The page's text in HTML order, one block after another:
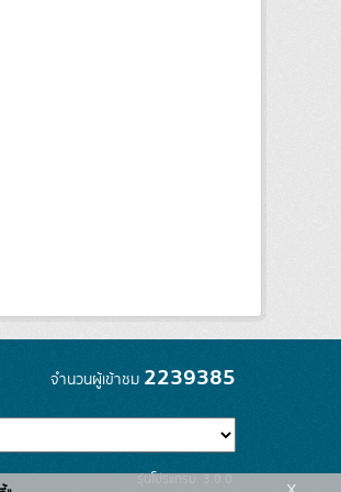
จำนวนผู้เข้าชม 2239385
รุ่นโปรแกรม: 3.0.0